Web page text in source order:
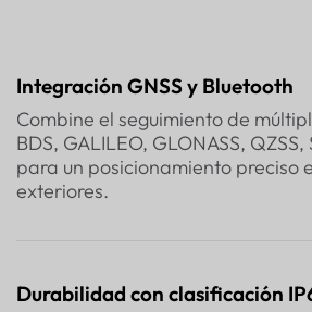
Integración GNSS y Bluetooth
Combine el seguimiento de
BDS, GALILEO, GLONASS, QZSS,
para un posicionamiento preciso
exteriores.
Durabilidad con clasificación